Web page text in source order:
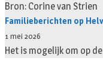
Bron: Corine van Strien
Familieberichten op
1 mei 2026
Het is mogelijk om op